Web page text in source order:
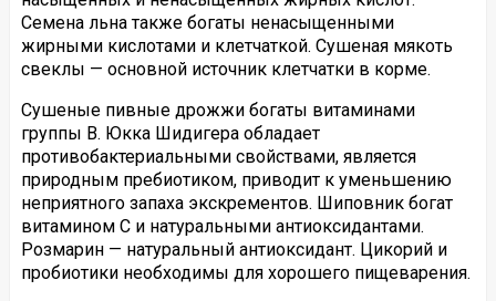
Семена льна также богаты ненасыщенными
жирными кислотами и клетчаткой. Сушеная мякоть
свеклы — основной источник клетчатки в корме.
Сушеные пивные дрожжи богаты витаминами
группы В. Юкка Шидигера обладает
противобактериальными свойствами, является
природным пребиотиком, приводит к уменьшению
неприятного запаха экскрементов. Шиповник богат
витамином C и натуральными антиоксидантами.
Розмарин — натуральный антиоксидант. Цикорий и
пробиотики необходимы для хорошего пищеварения.